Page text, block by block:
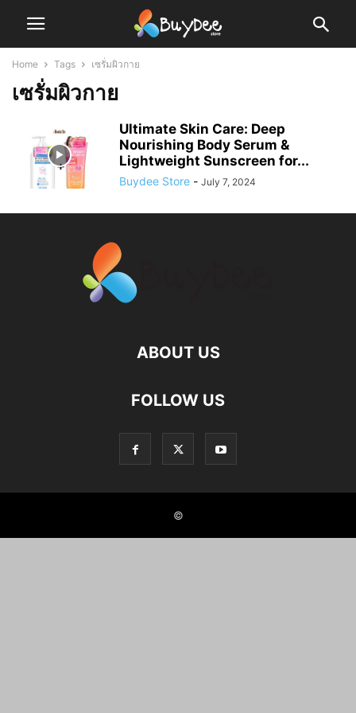
Home Tags เซรั่มผิวกาย
เซรั่มผิวกาย
Ultimate Skin Care: Deep
Nourishing Body Serum &
Lightweight Sunscreen for...
Buydee Store - July 7, 2024
ABOUT US
FOLLOW US
©